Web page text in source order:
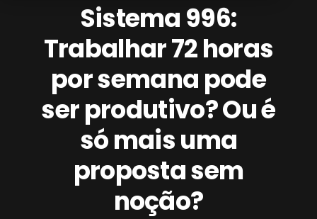
Sistema 996:
Trabalhar 72 horas
por semana pode
ser produtivo? Ou é
só mais uma
proposta sem
noção?